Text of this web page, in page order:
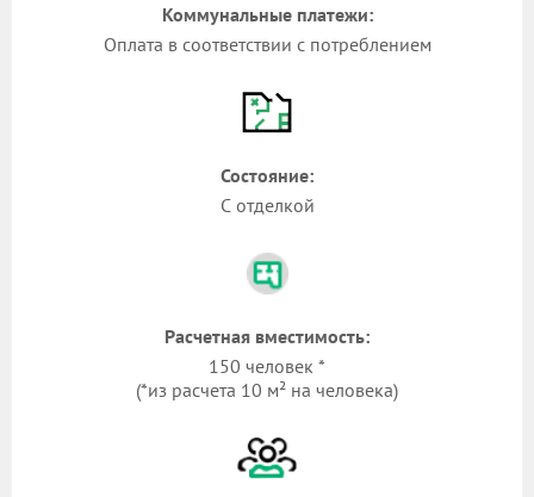
Коммунальные платежи:
Оплата в соответствии с потреблением
Состояние:
С отделкой
Расчетная вместимость:
150 человек *
(*из расчета 10 м² на человека)